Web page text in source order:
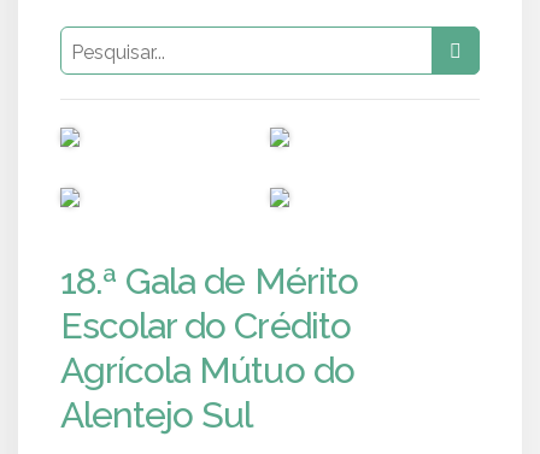
18.ª Gala de Mérito
Escolar do Crédito
Agrícola Mútuo do
Alentejo Sul